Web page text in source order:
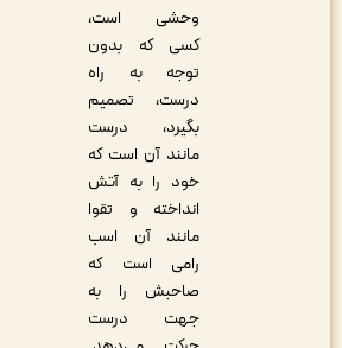
وحشی است،
کسی که بدون
توجه به راه
درست، تصمیم
بگیرد، درست
مانند آن است که
خود را به آتش
انداخته و تقوا
مانند آن اسب
رامی است که
صاحبش را به
جهت درست